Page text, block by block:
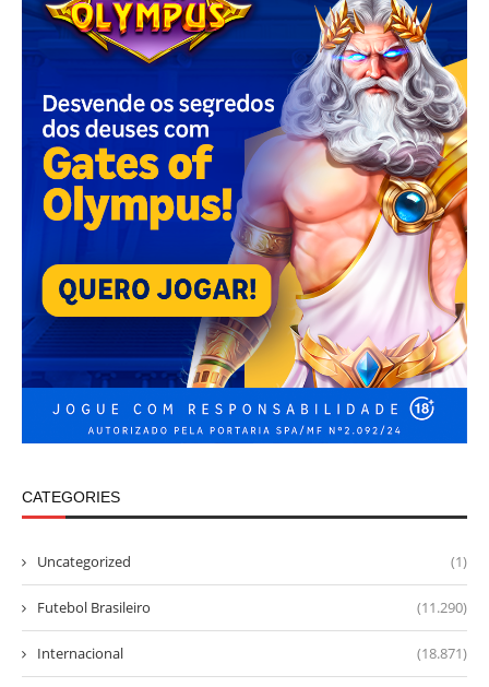
CATEGORIES
Uncategorized (1)
Futebol Brasileiro (11.290)
Internacional (18.871)